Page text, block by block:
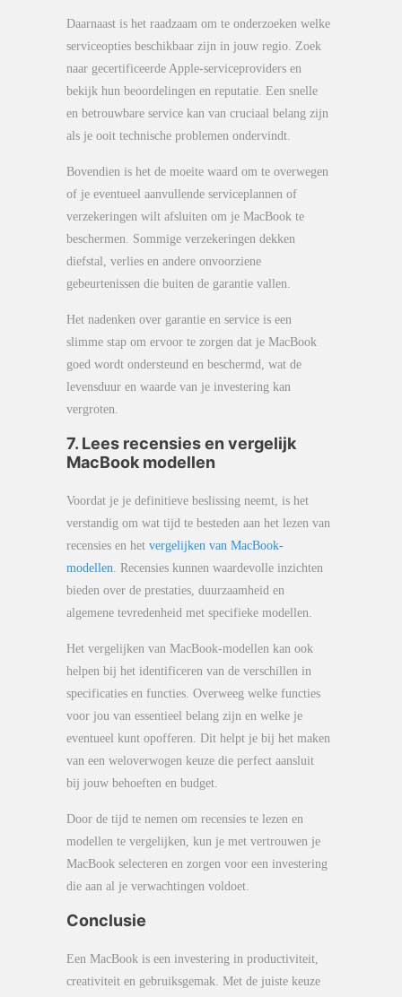
Daarnaast is het raadzaam om te onderzoeken welke
serviceopties beschikbaar zijn in jouw regio. Zoek
naar gecertificeerde Apple-serviceproviders en
bekijk hun beoordelingen en reputatie. Een snelle
en betrouwbare service kan van cruciaal belang zijn
als je ooit technische problemen ondervindt.
Bovendien is het de moeite waard om te overwegen
of je eventueel aanvullende serviceplannen of
verzekeringen wilt afsluiten om je MacBook te
beschermen. Sommige verzekeringen dekken
diefstal, verlies en andere onvoorziene
gebeurtenissen die buiten de garantie vallen.
Het nadenken over garantie en service is een
slimme stap om ervoor te zorgen dat je MacBook
goed wordt ondersteund en beschermd, wat de
levensduur en waarde van je investering kan
vergroten.
7. Lees recensies en vergelijk
MacBook modellen
Voordat je je definitieve beslissing neemt, is het
verstandig om wat tijd te besteden aan het lezen van
recensies en het vergelijken van MacBook-
modellen. Recensies kunnen waardevolle inzichten
bieden over de prestaties, duurzaamheid en
algemene tevredenheid met specifieke modellen.
Het vergelijken van MacBook-modellen kan ook
helpen bij het identificeren van de verschillen in
specificaties en functies. Overweeg welke functies
voor jou van essentieel belang zijn en welke je
eventueel kunt opofferen. Dit helpt je bij het maken
van een weloverwogen keuze die perfect aansluit
bij jouw behoeften en budget.
Door de tijd te nemen om recensies te lezen en
modellen te vergelijken, kun je met vertrouwen je
MacBook selecteren en zorgen voor een investering
die aan al je verwachtingen voldoet.
Conclusie
Een MacBook is een investering in productiviteit,
creativiteit en gebruiksgemak. Met de juiste keuze